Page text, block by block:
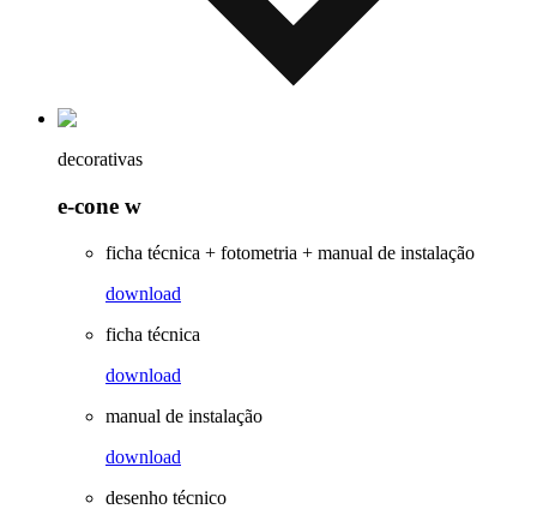
decorativas
e-cone w
ficha técnica + fotometria + manual de instalação
download
ficha técnica
download
manual de instalação
download
desenho técnico